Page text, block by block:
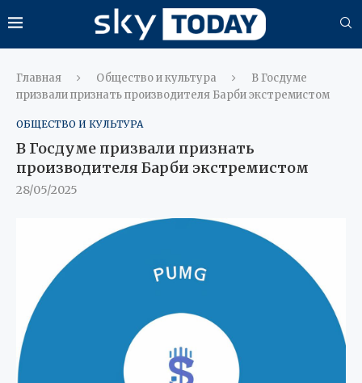
Главная Общество и культура
В Госдуме
призвали признать производителя Барби экстремистом
ОБЩЕСТВО И КУЛЬТУРА
В Госдуме призвали признать
производителя Барби экстремистом
28/05/2025